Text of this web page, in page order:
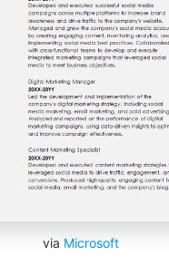
via Microsoft